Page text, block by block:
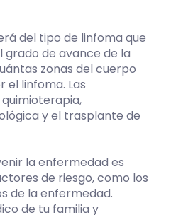
del tipo de linfoma que
de avance de la
zonas del cuerpo
el linfoma. Las
y el trasplante de
la enfermedad es
de riesgo, como los
de la enfermedad.
de tu familia y